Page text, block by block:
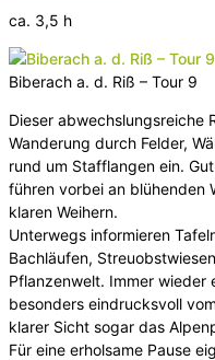
ca. 3,5 h
Biberach a. d. Riß – Tour 9
Dieser abwechslungsreiche
Wanderung durch Felder,
rund um Stafflangen ein.
führen vorbei an blühenden
klaren Weihern.
Unterwegs informieren
Bachläufen,
Pflanzenwelt. Immer wieder
besonders eindrucksvoll
klarer Sicht sogar das
Für eine erholsame Pause